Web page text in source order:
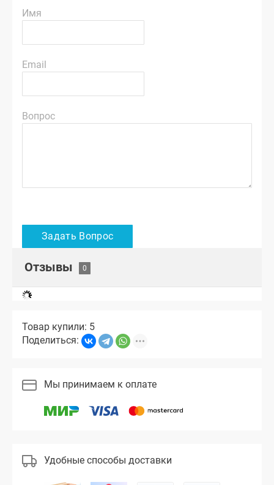
Имя
Email
Вопрос
Отзывы
Товар купили: 5
Поделиться:
Мы принимаем к оплате
Удобные способы доставки